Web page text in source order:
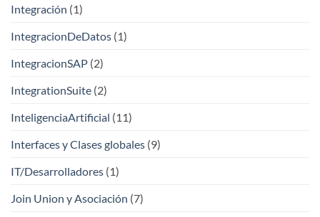
Integración (1)
IntegracionDeDatos (1)
IntegracionSAP (2)
IntegrationSuite (2)
InteligenciaArtificial (11)
Interfaces y Clases globales (9)
IT/Desarrolladores (1)
Join Union y Asociación (7)